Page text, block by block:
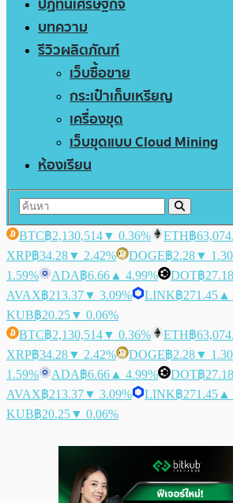
บทความ
รีวิวผลิตภัณฑ์
เว็บซื้อขาย
กระเป๋าเก็บเหรียญ
เครื่องขุด
เว็บขุดแบบ Cloud Mining
ห้องเรียน
BTC฿2,130,514▼ 0.36% ETH฿
XRP฿34.28▼ 2.42% DOGE฿2.28▼
1.59%
ADA฿6.66 ▲ 4.99% DOT฿27.18
AVAX฿213.37▼ 3.09% LINK฿271.45 ▲
KUB฿20.25▼ 0.06%
BTC฿2,130,514▼ 0.36% ETH฿
XRP฿34.28▼ 2.42% DOGE฿2.28▼
1.59%
ADA฿6.66 ▲ 4.99% DOT฿27.18
AVAX฿213.37▼ 3.09% LINK฿271.45 ▲
KUB฿20.25▼ 0.06%